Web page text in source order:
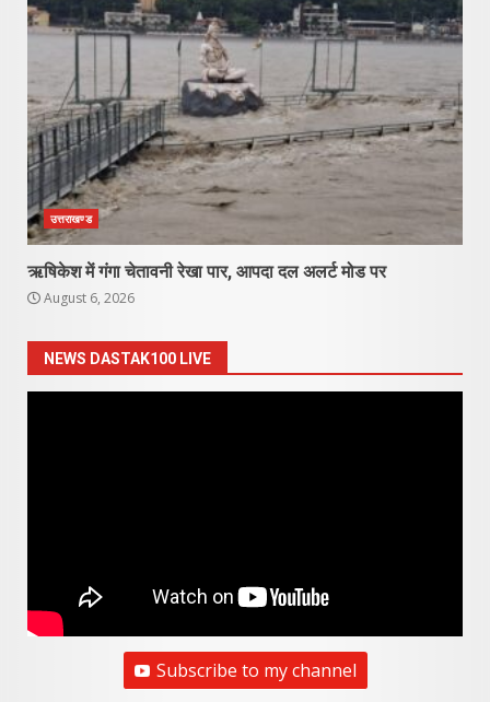
उत्तराखण्ड
ऋषिकेश में गंगा चेतावनी रेखा पार, आपदा दल अलर्ट मोड पर
August 6, 2026
NEWS DASTAK100 LIVE
Subscribe to my channel